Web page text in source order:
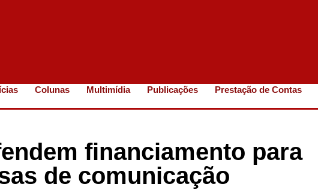
Colunas Multimídia Publicações Prestação de Contas
financiamento para
de comunicação